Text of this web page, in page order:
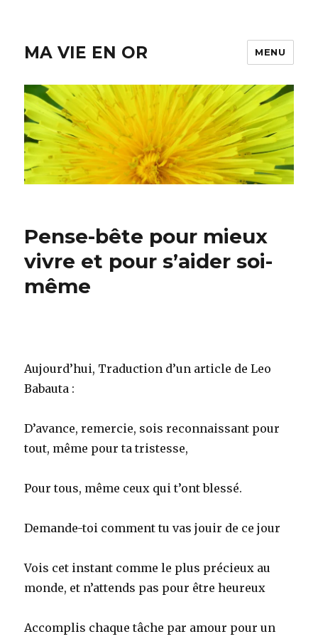
MA VIE EN OR MENU
Pense-bête pour mieux
vivre et pour s’aider soi-
même
Aujourd’hui, Traduction d’un article de Leo
Babauta :
D’avance, remercie, sois reconnaissant pour
tout, même pour ta tristesse,
Pour tous, même ceux qui t’ont blessé.
Demande-toi comment tu vas jouir de ce jour
Vois cet instant comme le plus précieux au
monde, et n’attends pas pour être heureux
Accomplis chaque tâche par amour pour un